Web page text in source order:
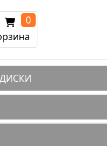
0
ДИСКИ